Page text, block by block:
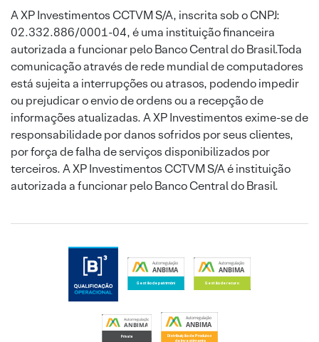
A XP Investimentos CCTVM S/A, inscrita sob o CNPJ:
02.332.886/0001-04, é uma instituição financeira
autorizada a funcionar pelo Banco Central do Brasil.Toda
comunicação através de rede mundial de computadores
está sujeita a interrupções ou atrasos, podendo impedir
ou prejudicar o envio de ordens ou a recepção de
informações atualizadas. A XP Investimentos exime-se de
responsabilidade por danos sofridos por seus clientes,
por força de falha de serviços disponibilizados por
terceiros. A XP Investimentos CCTVM S/A é instituição
autorizada a funcionar pelo Banco Central do Brasil.